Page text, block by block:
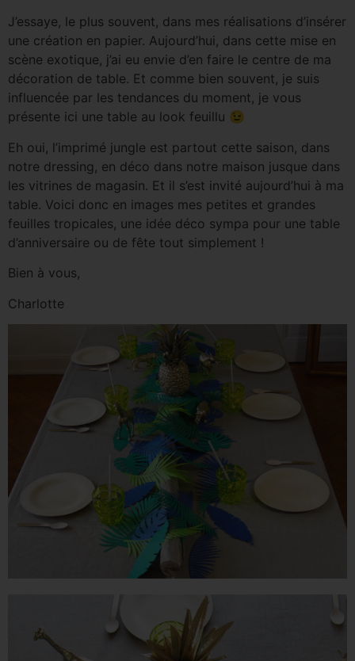
J’essaye, le plus souvent, dans mes réalisations d’insérer
une création en papier. Aujourd’hui, dans cette mise en
scène exotique, j’ai eu envie d’en faire le centre de ma
décoration de table. Et comme bien souvent, je suis
influencée par les tendances du moment, je vous
présente ici une table au look feuillu 😉
Eh oui, l’imprimé jungle est partout cette saison, dans
notre dressing, en déco dans notre maison jusque dans
les vitrines de magasin. Et il s’est invité aujourd’hui à ma
table. Voici donc en images mes petites et grandes
feuilles tropicales, une idée déco sympa pour une table
d’anniversaire ou de fête tout simplement !
Bien à vous,
Charlotte